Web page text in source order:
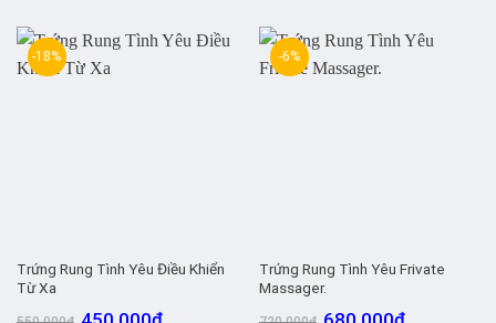
-18%
Trứng Rung Tình Yêu Điều Khiển
Từ Xa
Giá
Giá
-6%
Trứng Rung Tình Yêu Frivate
Massager.
Giá
Giá